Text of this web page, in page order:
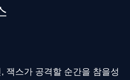
잭스가 공격할 순간을 참을성